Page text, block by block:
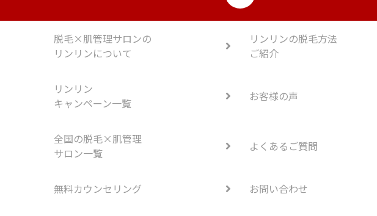
脱毛×肌管理サロンの
リンリンについて
リンリンの脱毛方法
ご紹介
リンリン
キャンペーン一覧
お客様の声
全国の脱毛×肌管理
サロン一覧
よくあるご質問
無料カウンセリング お問い合わせ